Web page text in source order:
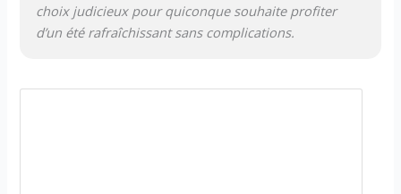
choix judicieux pour quiconque souhaite profiter
d’un été rafraîchissant sans complications.